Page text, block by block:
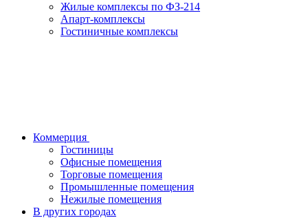
Жилые комплексы по ФЗ-214
Апарт-комплексы
Гостиничные комплексы
Коммерция
Гостиницы
Офисные помещения
Торговые помещения
Промышленные помещения
Нежилые помещения
В других городах